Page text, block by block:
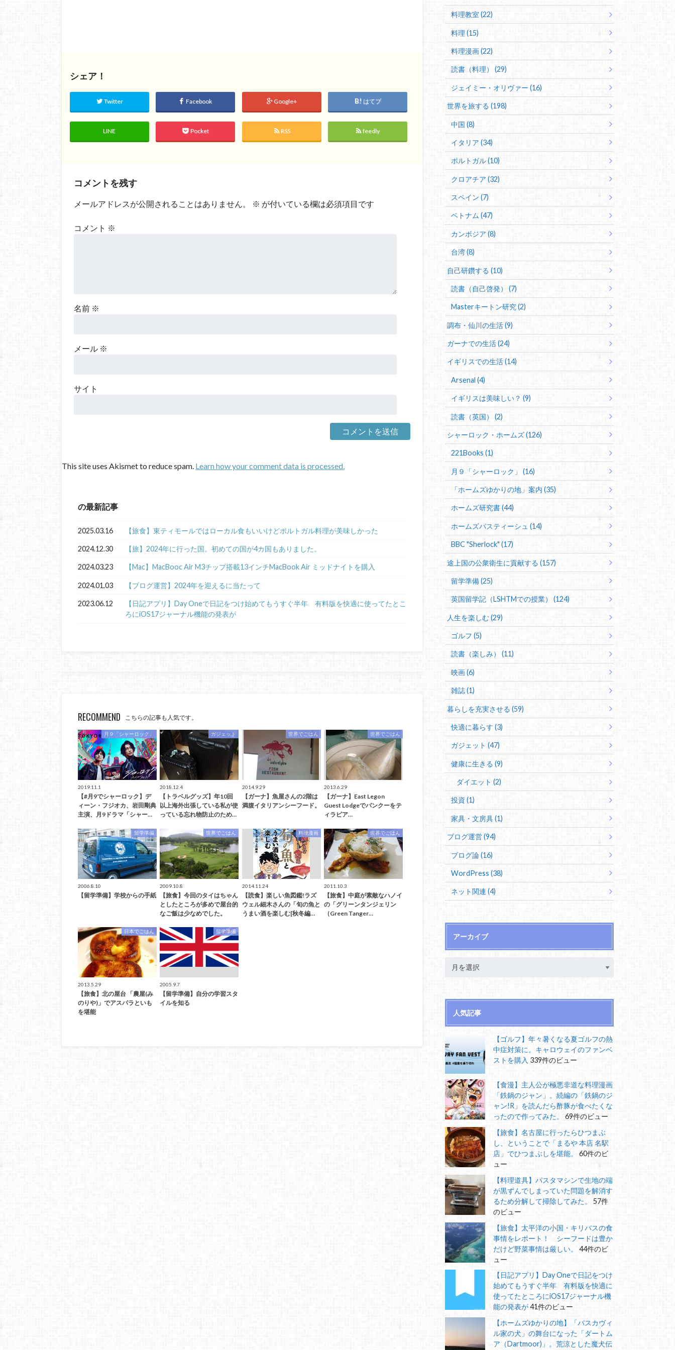
シェア！
Twitter Facebook Google+ はてブ
LINE Pocket RSS feedly
コメントを残す
メールアドレスが公開されることはありません。 ※ が付いている欄は必須項目です
コメント ※
名前 ※
メール ※
サイト
This site uses Akismet to reduce spam. Learn how your comment data is processed.
の最新記事
2025.03.16 【旅食】東ティモールではローカル食もいいけどポルトガル料理が美味しかった
2024.12.30 【旅】2024年に行った国。初めての国が4カ国もありました。
2024.03.23 【Mac】MacBooc Air M3チップ搭載13インチMacBook Air ミッドナイトを購入
2024.01.03 【ブログ運営】2024年を迎えるに当たって
2023.06.12
【日記アプリ】Day Oneで日記をつけ始めてもうすぐ半年 有料版を快適に使ってたとこ
ろにiOS17ジャーナル機能の発表が
RECOMMEND こちらの記事も人気です。
月９「シャーロック」
2019.11.1
【#月9でシャーロック】デ
ィーン・フジオカ、岩田剛典
主演、月9ドラマ「シャー…
ガジェット
2018.12.4
【トラベルグッズ】年10回
以上海外出張している私が使
っている忘れ物防止のため…
世界でごはん
2014.9.29
【ガーナ】魚屋さんの2階は
満腹イタリアンシーフード。
世界でごはん
2013.6.29
【ガーナ】East Legon
Guest Lodgeでバンクーをテ
ィラピア…
留学準備
2006.8.10
【留学準備】学校からの手紙
世界でごはん
2009.10.8
【旅食】今回のタイはちゃん
としたところが多めで屋台的
なご飯は少なめでした。
料理漫画
2014.11.24
【読食】楽しい魚図鑑!ラズ
ウェル細木さんの「旬の魚と
うまい酒を楽しむ[秋冬編…
世界でごはん
2011.10.3
【旅食】中庭が素敵なハノイ
の「グリーンタンジェリン
（Green Tanger…
日本でごはん
2013.5.29
【旅食】北の屋台 「農屋(み
のりや)」でアスパラといも
を堪能
留学準備
2005.9.7
【留学準備】自分の学習スタ
イルを知る
料理教室 (22)
料理 (15)
料理漫画 (22)
読書（料理） (29)
ジェイミー・オリヴァー (16)
世界を旅する (198)
中国 (8)
イタリア (34)
ポルトガル (10)
クロアチア (32)
スペイン (7)
ベトナム (47)
カンボジア (8)
台湾 (8)
自己研鑽する (10)
読書（自己啓発） (7)
Masterキートン研究 (2)
調布・仙川の生活 (9)
ガーナでの生活 (24)
イギリスでの生活 (14)
Arsenal (4)
イギリスは美味しい？ (9)
読書（英国） (2)
シャーロック・ホームズ (126)
221Books (1)
月９「シャーロック」 (16)
「ホームズゆかりの地」案内 (35)
ホームズ研究書 (44)
ホームズパスティーシュ (14)
BBC "Sherlock" (17)
途上国の公衆衛生に貢献する (157)
留学準備 (25)
英国留学記（LSHTMでの授業） (124)
人生を楽しむ (29)
ゴルフ (5)
読書（楽しみ） (11)
映画 (6)
雑誌 (1)
暮らしを充実させる (59)
快適に暮らす (3)
ガジェット (47)
健康に生きる (9)
ダイエット (2)
投資 (1)
家具・文房具 (1)
ブログ運営 (94)
ブログ論 (16)
WordPress (38)
ネット関連 (4)
アーカイブ
人気記事
【ゴルフ】年々暑くなる夏ゴルフの熱
中症対策に。キャロウェイのファンベ
ストを購入 339件のビュー
【食漫】主人公が極悪非道な料理漫画
「鉄鍋のジャン」。続編の「鉄鍋のジ
ャン!R」を読んだら酢豚が食べたくな
ったので作ってみた。
69件のビュー
【旅食】名古屋に行ったらひつまぶ
し、ということで「まるや 本店 名駅
店」でひつまぶしを堪能。
60件のビ
ュー
【料理道具】パスタマシンで生地の端
が黒ずんでしまっていた問題を解消す
るため分解して掃除してみた。
57件
のビュー
【旅食】太平洋の小国・キリバスの食
事情をレポート！ シーフードは豊か
だけど野菜事情は厳しい。
44件のビ
ュー
【日記アプリ】Day Oneで日記をつけ
始めてもうすぐ半年 有料版を快適に
使ってたところにiOS17ジャーナル機
能の発表が41件のビュー
【ホームズゆかりの地】「バスカヴィ
ル家の犬」の舞台になった「ダートム
ア（Dartmoor)」。荒涼とした魔犬伝